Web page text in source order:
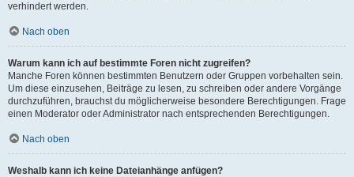
verhindert werden.
Nach oben
Warum kann ich auf bestimmte Foren nicht zugreifen?
Manche Foren können bestimmten Benutzern oder Gruppen vorbehalten sein.
Um diese einzusehen, Beiträge zu lesen, zu schreiben oder andere Vorgänge
durchzuführen, brauchst du möglicherweise besondere Berechtigungen. Frage
einen Moderator oder Administrator nach entsprechenden Berechtigungen.
Nach oben
Weshalb kann ich keine Dateianhänge anfügen?